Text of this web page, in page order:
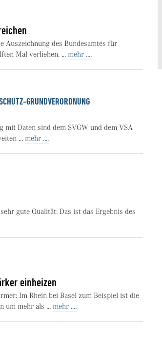
Auszeichnung des Bundesamtes für
Mal verliehen. ... mehr ....
GRUNDVERORDNUNG
Daten sind dem SVGW und dem VSA
... mehr ....
gute Qualität: Das ist das Ergebnis des
einheizen
Im Rhein bei Basel zum Beispiel ist die
um mehr als ... mehr ....